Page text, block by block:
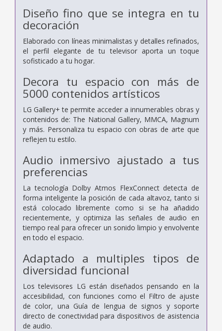
Diseño fino que se integra en tu
decoración
Elaborado con líneas minimalistas y detalles refinados,
el perfil elegante de tu televisor aporta un toque
sofisticado a tu hogar.
Decora tu espacio con más de
5000 contenidos artísticos
LG Gallery+ te permite acceder a innumerables obras y
contenidos de: The National Gallery, MMCA, Magnum
y más. Personaliza tu espacio con obras de arte que
reflejen tu estilo.
Audio inmersivo ajustado a tus
preferencias
La tecnología Dolby Atmos FlexConnect detecta de
forma inteligente la posición de cada altavoz, tanto si
está colocado libremente como si se ha añadido
recientemente, y optimiza las señales de audio en
tiempo real para ofrecer un sonido limpio y envolvente
en todo el espacio.
Adaptado a multiples tipos de
diversidad funcional
Los televisores LG están diseñados pensando en la
accesibilidad, con funciones como el Filtro de ajuste
de color, una Guía de lengua de signos y soporte
directo de conectividad para dispositivos de asistencia
de audio.